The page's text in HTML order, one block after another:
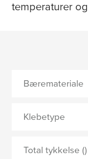
temperaturer
Bæremateriale
0 Valgt
PE-extruderet tekstil
Klebetype
0 Valgt
Total tykkelse ()